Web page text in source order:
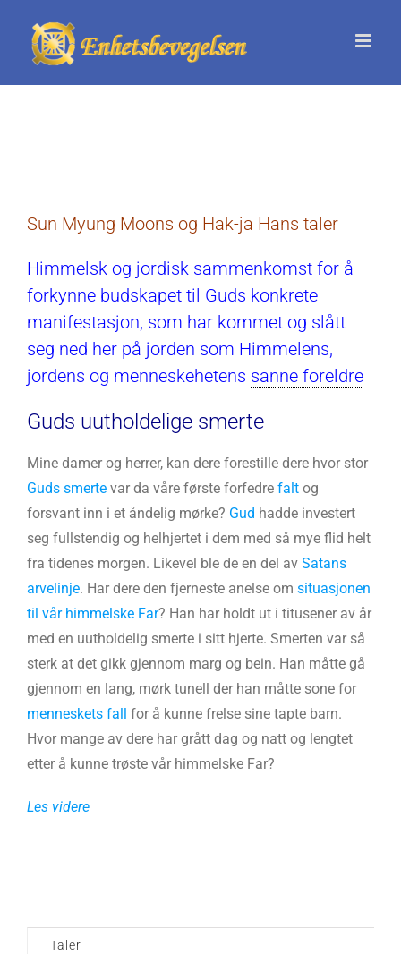
content
Sun Myung Moons og Hak-ja Hans taler
Himmelsk og jordisk sammenkomst for å
forkynne budskapet til Guds konkrete
manifestasjon, som har kommet og slått
seg ned her på jorden som Himmelens,
jordens og menneskehetens sanne foreldre
Guds uutholdelige smerte
Mine damer og herrer, kan dere forestille dere hvor stor
Guds smerte var da våre første forfedre falt og
forsvant inn i et åndelig mørke? Gud hadde investert
seg fullstendig og helhjertet i dem med så mye flid helt
fra tidenes morgen. Likevel ble de en del av Satans
arvelinje. Har dere den fjerneste anelse om situasjonen
til vår himmelske Far? Han har holdt ut i titusener av år
med en uutholdelig smerte i sitt hjerte. Smerten var så
sterk at det gikk gjennom marg og bein. Han måtte gå
gjennom en lang, mørk tunell der han måtte sone for
menneskets fall for å kunne frelse sine tapte barn.
Hvor mange av dere har grått dag og natt og lengtet
etter å kunne trøste vår himmelske Far?
Les videre
Taler